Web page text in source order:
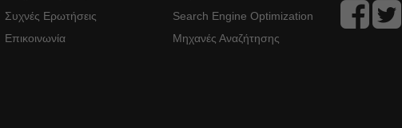
Συχνές Ερωτήσεις
Επικοινωνία
Search Engine Optimization
Μηχανές Αναζήτησης